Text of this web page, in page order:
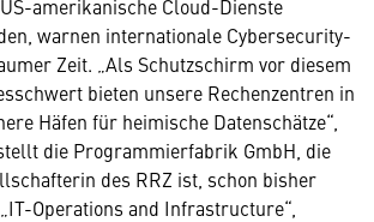
amerikanische Cloud-Dienste
warnen internationale Cybersecurity-
Zeit. „Als Schutzschirm vor diesem
bieten unsere Rechenzentren in
Häfen für heimische Datenschätze“,
die Programmierfabrik GmbH, die
des RRZ ist, schon bisher
„IT-Operations and Infrastructure“,